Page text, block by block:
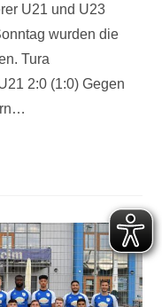
U21 und U23
wurden die
Tura
2:0 (1:0) Gegen